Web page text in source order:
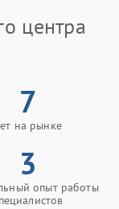
центра
7
на рынке
3
опыт работы